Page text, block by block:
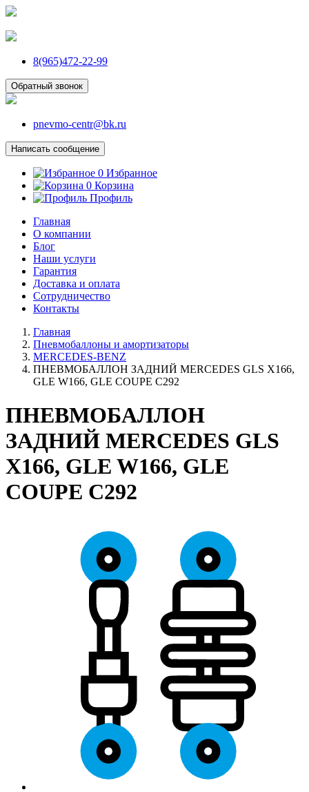
8(965)472-22-99
Обратный звонок
pnevmo-centr@bk.ru
Написать сообщение
0 Избранное
0 Корзина
Профиль
Главная
О компании
Блог
Наши услуги
Гарантия
Доставка и оплата
Сотрудничество
Контакты
Главная
Пневмобаллоны и амортизаторы
MERCEDES-BENZ
ПНЕВМОБАЛЛОН ЗАДНИЙ MERCEDES GLS X166,
GLE W166, GLE COUPE C292
ПНЕВМОБАЛЛОН
ЗАДНИЙ MERCEDES GLS
X166, GLE W166, GLE
COUPE C292